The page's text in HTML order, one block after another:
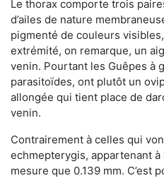
Le thorax comporte trois
d’ailes de nature
pigmenté de couleurs
extrémité, on remarque, un
venin. Pourtant les Guêpes à
parasitoïdes, ont plutôt un
allongée qui tient place de
venin.
Contrairement à celles qui
echmepterygis, appartenant
mesure que 0.139 mm. C’est